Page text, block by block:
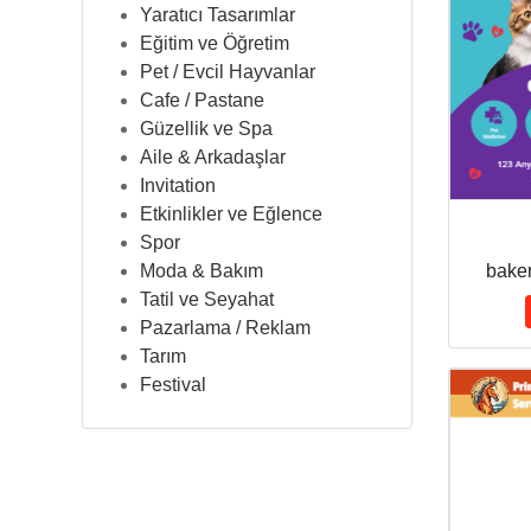
Yaratıcı Tasarımlar
Eğitim ve Öğretim
Pet / Evcil Hayvanlar
Cafe / Pastane
Güzellik ve Spa
Aile & Arkadaşlar
Invitation
Etkinlikler ve Eğlence
Spor
Moda & Bakım
Tatil ve Seyahat
Pazarlama / Reklam
Tarım
Festival